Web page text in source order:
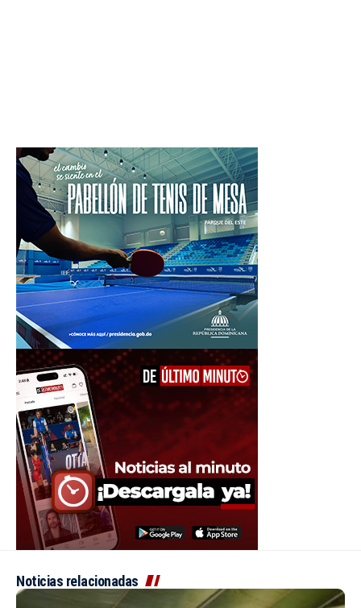
Noticias relacionadas